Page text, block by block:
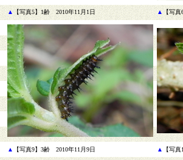
▲ 【写真5】1齢 2010年11月1日 ▲ 【写
▲ 【写真9】3齢 2010年11月9日 ▲ 【写